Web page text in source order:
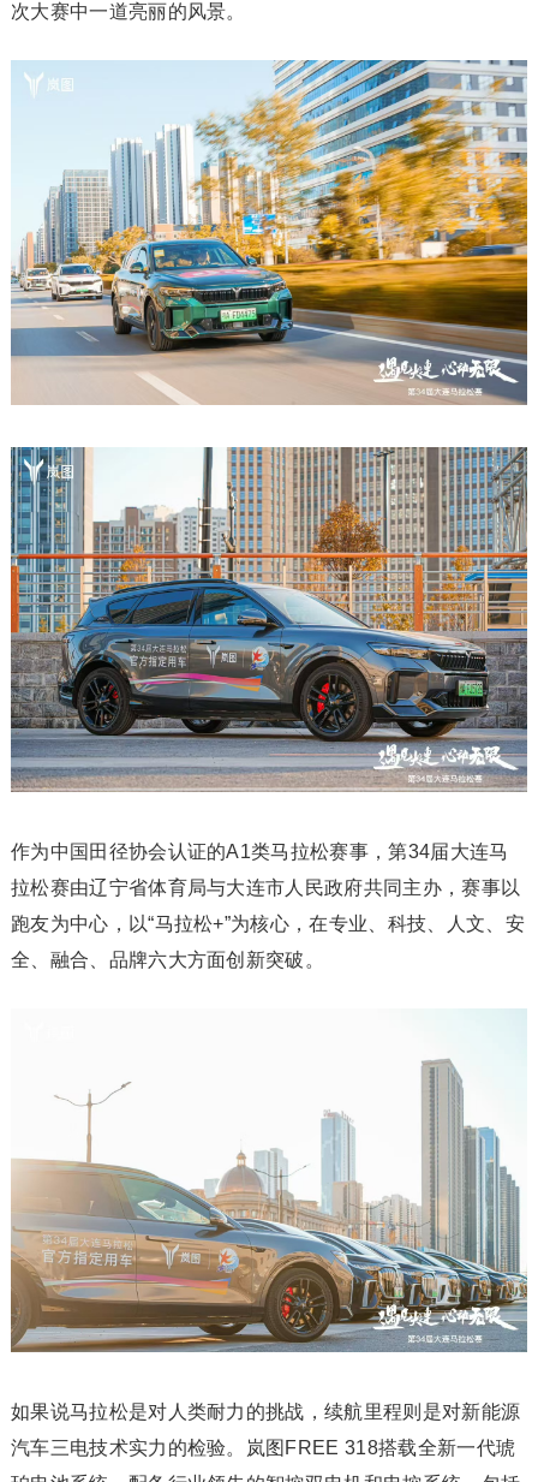
次大赛中一道亮丽的风景。
作为中国田径协会认证的A1类马拉松赛事，第34届大连马
拉松赛由辽宁省体育局与大连市人民政府共同主办，赛事以
跑友为中心，以“马拉松+”为核心，在专业、科技、人文、安
全、融合、品牌六大方面创新突破。
如果说马拉松是对人类耐力的挑战，续航里程则是对新能源
汽车三电技术实力的检验。岚图FREE 318搭载全新一代琥